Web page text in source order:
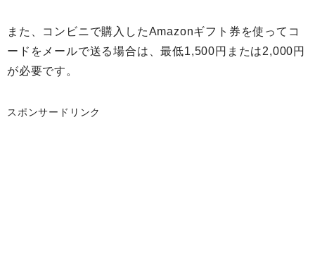
また、コンビニで購入したAmazonギフト券を使ってコ
ードをメールで送る場合は、最低1,500円または2,000円
が必要です。
スポンサードリンク